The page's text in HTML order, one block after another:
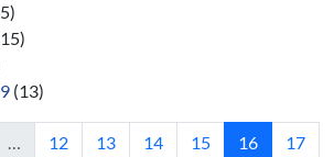
(13)
anterior
… Página
12 Página
13 Página
14 Página
15 Página
16
17